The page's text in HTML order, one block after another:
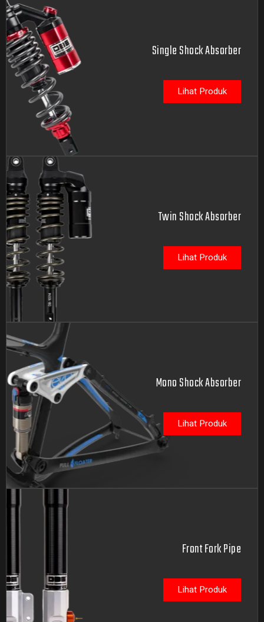
Single Shock Absorber
Lihat Produk
Twin Shock Absorber
Lihat Produk
Mono Shock Absorber
Lihat Produk
Front Fork Pipe
Lihat Produk